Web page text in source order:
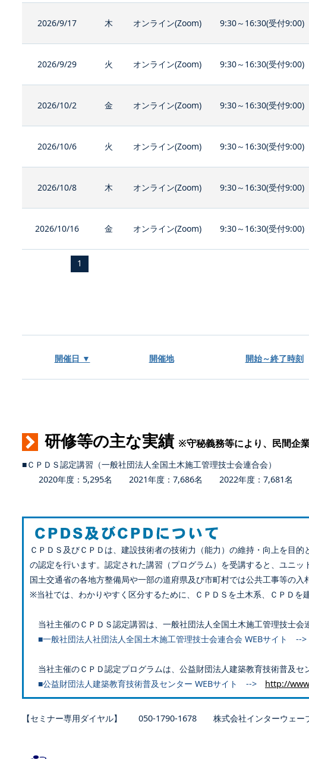
2026/9/17 木 オンライン(Zoom) 9:30～16:30(受付9:00)
2026/9/29 火 オンライン(Zoom) 9:30～16:30(受付9:00)
2026/10/2 金 オンライン(Zoom) 9:30～16:30(受付9:00)
2026/10/6 火 オンライン(Zoom) 9:30～16:30(受付9:00)
2026/10/8 木 オンライン(Zoom) 9:30～16:30(受付9:00)
2026/10/16 金 オンライン(Zoom) 9:30～16:30(受付9:00)
1
開催日 ▼ 開催地 開始～終了時刻
研修等の主な実績 ※守秘義務等により、民間企
■ＣＰＤＳ認定講習（一般社団法人全国土木施工管理技士会連合会）
2020年度：5,295名 2021年度：7,686名 2022年度：7,681名
ＣＰＤＳ及びＣＰＤは、建設技術者の技術力（能力）の維持・向上を目
の認定を行います。認定された講習（プログラム）を受講すると、ユニ
国土交通省の各地方整備局や一部の道府県及び市町村では公共工事等の
※当社では、わかりやすく区分するために、ＣＰＤＳを土木系、ＣＰＤを
当社主催のＣＰＤＳ認定講習は、一般社団法人全国土木施工管理技士会
■一般社団法人社団法人全国土木施工管理技士会連合会 WEBサイト -->
当社主催のＣＰＤ認定プログラムは、公益財団法人建築教育技術普及セ
■公益財団法人建築教育技術普及センター WEBサイト --> http://
【セミナー専用ダイヤル】 050-1790-1678 株式会社インターウェー